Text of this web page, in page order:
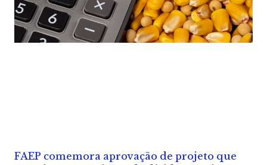
FAEP comemora aprovação de projeto que